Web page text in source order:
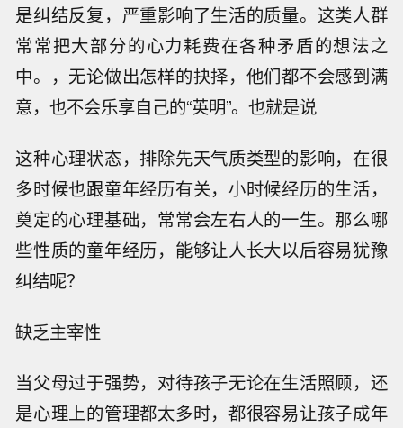
是纠结反复，严重影响了生活的质量。这类人群
常常把大部分的心力耗费在各种矛盾的想法之
中。，无论做出怎样的抉择，他们都不会感到满
意，也不会乐享自己的“英明”。也就是说
这种心理状态，排除先天气质类型的影响，在很
多时候也跟童年经历有关，小时候经历的生活，
奠定的心理基础，常常会左右人的一生。那么哪
些性质的童年经历，能够让人长大以后容易犹豫
纠结呢？
缺乏主宰性
当父母过于强势，对待孩子无论在生活照顾，还
是心理上的管理都太多时，都很容易让孩子成年